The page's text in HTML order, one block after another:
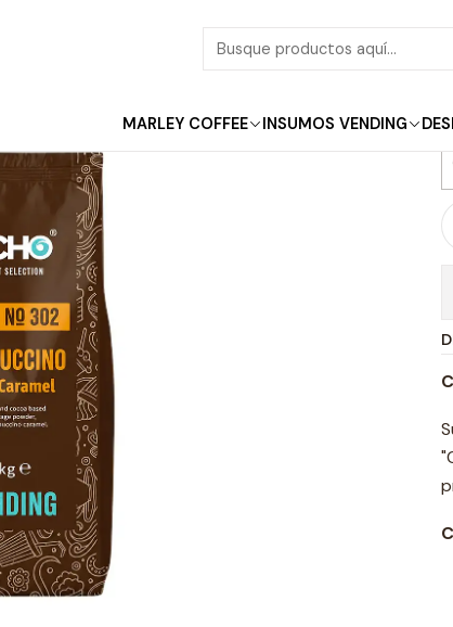
MARLEY COFFEE INSUMOS VENDING
Inicio Solubles Café